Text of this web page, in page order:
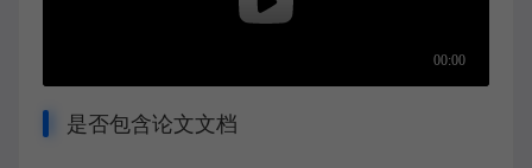
是否包含论文文档